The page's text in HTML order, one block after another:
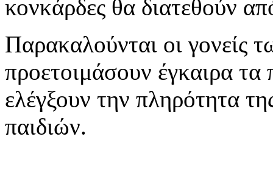
κονκάρδες θα διατεθούν
Παρακαλούνται οι γονείς
προετοιμάσουν έγκαιρα τα
ελέγξουν την πληρότητα
παιδιών.